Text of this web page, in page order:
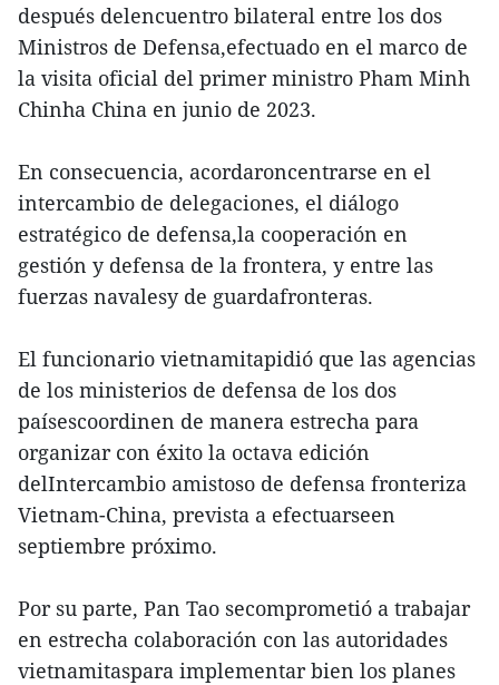
después delencuentro bilateral entre los dos
Ministros de Defensa,efectuado en el marco de
la visita oficial del primer ministro Pham Minh
Chinha China en junio de 2023.
En consecuencia, acordaroncentrarse en el
intercambio de delegaciones, el diálogo
estratégico de defensa,la cooperación en
gestión y defensa de la frontera, y entre las
fuerzas navalesy de guardafronteras.
El funcionario vietnamitapidió que las agencias
de los ministerios de defensa de los dos
paísescoordinen de manera estrecha para
organizar con éxito la octava edición
delIntercambio amistoso de defensa fronteriza
Vietnam-China, prevista a efectuarseen
septiembre próximo.
Por su parte, Pan Tao secomprometió a trabajar
en estrecha colaboración con las autoridades
vietnamitaspara implementar bien los planes